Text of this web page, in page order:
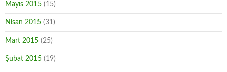
Mayıs 2015 (15)
Nisan 2015 (31)
Mart 2015 (25)
Şubat 2015 (19)